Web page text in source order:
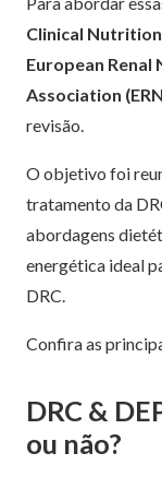
Clinical Nutrition
European Renal
Association
revisão.
O objetivo foi
tratamento da
abordagens
energética ideal
DRC.
Confira as
DRC &
ou não?